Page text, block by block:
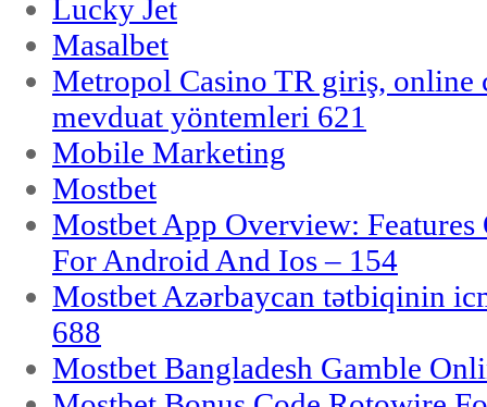
Lucky Jet
Masalbet
Metropol Casino TR giriş, online
mevduat yöntemleri 621
Mobile Marketing
Mostbet
Mostbet App Overview:
For Android And Ios – 154
Mostbet Azərbaycan tətbiqinin
688
Mostbet Bangladesh Gamble